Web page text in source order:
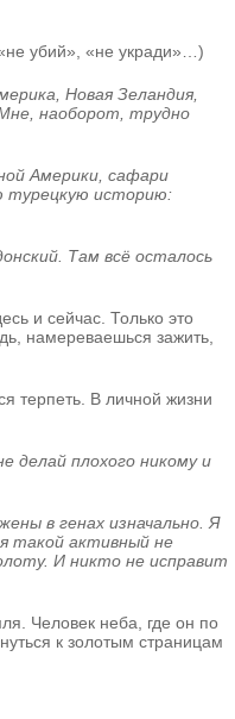
убий», «не укради»…)
Новая Зеландия,
наоборот, трудно
Америки, сафари
турецкую историю:
Там всё осталось
и сейчас. Только это
намереваешься зажить,
терпеть. В личной жизни
делай плохого никому и
в генах изначально. Я
такой активный не
И никто не исправит
Человек неба, где он по
к золотым страницам